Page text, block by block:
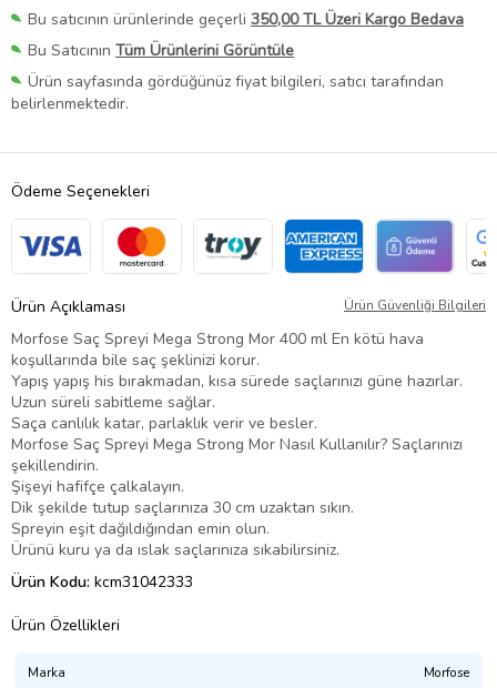
Bu satıcının ürünlerinde geçerli 350,00 TL Üzeri Kargo Bedava
Bu Satıcının Tüm Ürünlerini Görüntüle
Ürün sayfasında gördüğünüz fiyat bilgileri, satıcı tarafından
belirlenmektedir.
Ödeme Seçenekleri
Ürün Açıklaması Ürün Güvenliği Bilgileri
Morfose Saç Spreyi Mega Strong Mor 400 ml En kötü hava
koşullarında bile saç şeklinizi korur.
Yapış yapış his bırakmadan, kısa sürede saçlarınızı güne hazırlar.
Uzun süreli sabitleme sağlar.
Saça canlılık katar, parlaklık verir ve besler.
Morfose Saç Spreyi Mega Strong Mor Nasıl Kullanılır? Saçlarınızı
şekillendirin.
Şişeyi hafifçe çalkalayın.
Dik şekilde tutup saçlarınıza 30 cm uzaktan sıkın.
Spreyin eşit dağıldığından emin olun.
Ürünü kuru ya da ıslak saçlarınıza sıkabilirsiniz.
Ürün Kodu: kcm31042333
Ürün Özellikleri
Marka Morfose